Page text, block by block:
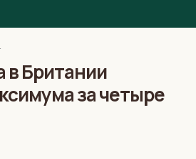
в Британии
за четыре